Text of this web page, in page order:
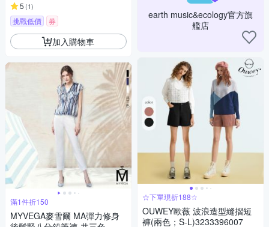
5 (1)
挑戰低價 券
加入購物車
滿1件折150
MYVEGA麥雪爾 MA彈力修身
earth music&ecology官方旗
艦店
☆下單現折188☆
OUWEY歐薇 波浪造型縫摺短
褲(兩色；S-L)3233396007